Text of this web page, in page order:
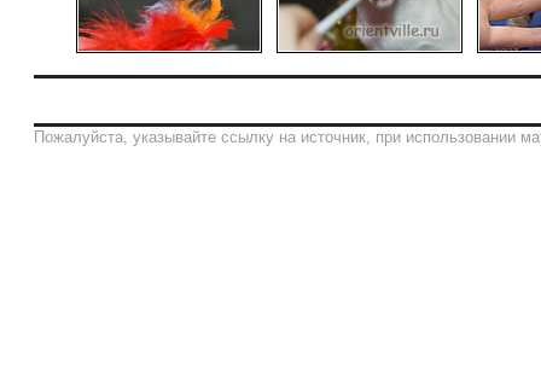
Пожалуйста, указывайте ссылку на источник, при использовании